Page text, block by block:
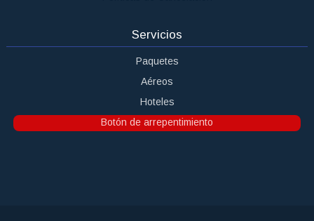
Servicios
Paquetes
Aéreos
Hoteles
Botón de arrepentimiento